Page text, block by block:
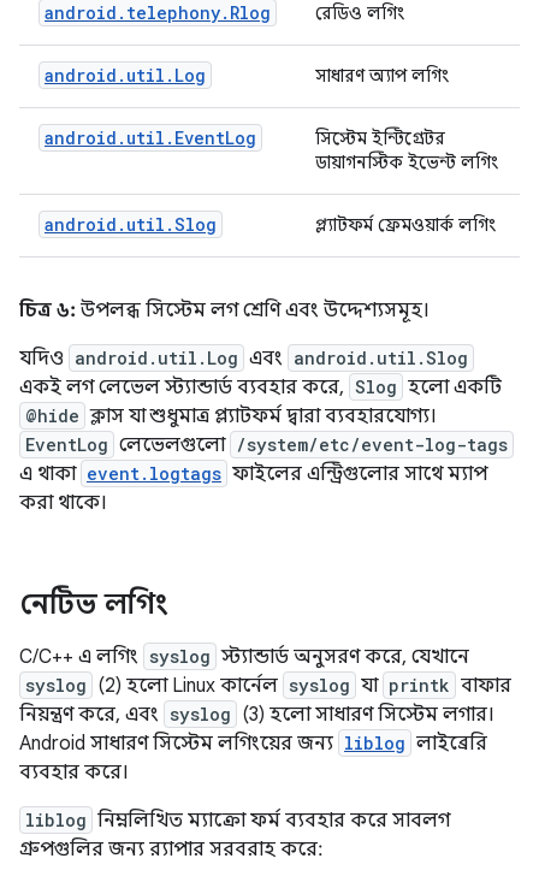
android.telephony.Rlog রেডিও লগিং
android.util.Log সাধারণ অ্যাপ লগিং
android.util.EventLog
সিস্টেম ইন্টিগ্রেটর
ডায়াগনস্টিক ইভেন্ট লগিং
android.util.Slog প্ল্যাটফর্ম ফ্রেমওয়ার্ক লগিং
চিত্র ৬: উপলব্ধ সিস্টেম লগ শ্রেণি এবং উদ্দেশ্যসমূহ।
যদিও android.util.Log এবং android.util.Slog
একই লগ লেভেল স্ট্যান্ডার্ড ব্যবহার করে, Slog হলো একটি
@hide ক্লাস যা শুধুমাত্র প্ল্যাটফর্ম দ্বারা ব্যবহারযোগ্য।
EventLog লেভেলগুলো /system/etc/event-log-tags
এ থাকা event.logtags ফাইলের এন্ট্রিগুলোর সাথে ম্যাপ
করা থাকে।
নেটিভ লগিং
C/C++ এ লগিং syslog স্ট্যান্ডার্ড অনুসরণ করে, যেখানে
syslog (2) হলো Linux কার্নেল syslog যা printk বাফার
নিয়ন্ত্রণ করে, এবং syslog (3) হলো সাধারণ সিস্টেম লগার।
Android সাধারণ সিস্টেম লগিংয়ের জন্য liblog লাইব্রেরি
ব্যবহার করে।
liblog নিম্নলিখিত ম্যাক্রো ফর্ম ব্যবহার করে সাবলগ
গ্রুপগুলির জন্য র‍্যাপার সরবরাহ করে: